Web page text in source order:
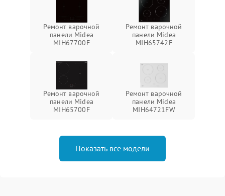
Ремонт варочной
панели Midea
MIH67700F
Ремонт варочной
панели Midea
MIH65742F
Ремонт варочной
панели Midea
MIH65700F
Ремонт варочной
панели Midea
MIH64721FW
Показать все модели